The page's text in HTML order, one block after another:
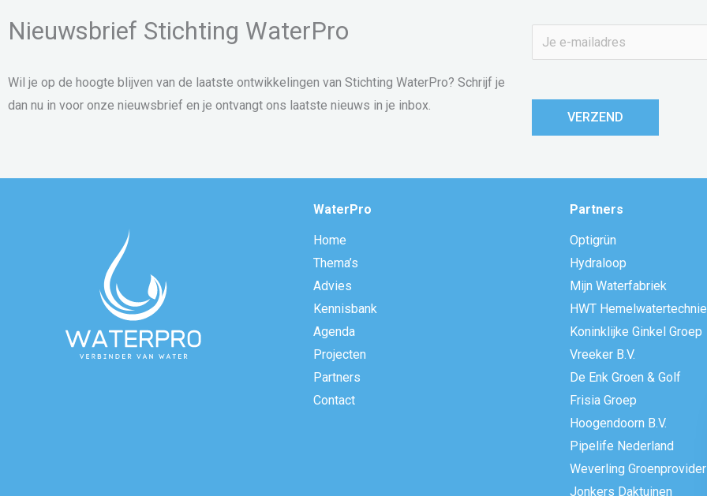
Nieuwsbrief Stichting WaterPro
Wil je op de hoogte blijven van de laatste ontwikkelingen van Stichting WaterPro? Schrijf je
dan nu in voor onze nieuwsbrief en je ontvangt ons laatste nieuws in je inbox.
-
a
VERZEND
WaterPro
Home
Thema’s
Advies
Kennisbank
Agenda
Projecten
Partners
Contact
Partners
Optigrün
Hydraloop
Mijn Waterfabriek
HWT
Koninklijke Ginkel Groep
Vreeker B.V.
De Enk Groen & Golf
Frisia Groep
Hoogendoorn B.V.
Pipelife Nederland
Weverling
Jonkers Daktuinen